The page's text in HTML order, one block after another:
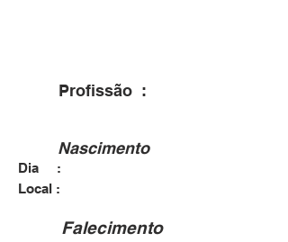
Nascimento
Dia :
Profissão :
Falecimento
Local :